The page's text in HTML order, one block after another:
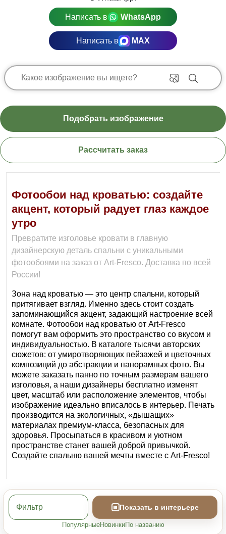
Написать в WhatsApp
Написать в MAX
Подобрать изображение
Рассчитать заказ
Фотообои над кроватью: создайте
акцент, который радует глаз каждое
утро
Превратите изголовье кровати в главную
дизайнерскую деталь спальни с уникальными
фотообоями на заказ от Art‑Fresco. Доставка по всей
России!
Зона над кроватью — это центр спальни, который
притягивает взгляд. Именно здесь стоит создать
запоминающийся акцент, задающий настроение всей
комнате. Фотообои над кроватью от Art‑Fresco
помогут вам оформить это пространство со вкусом и
индивидуальностью. В каталоге тысячи авторских
сюжетов: от умиротворяющих пейзажей и цветочных
композиций до абстракции и панорамных фото. Вы
можете заказать панно по точным размерам вашего
изголовья, а наши дизайнеры бесплатно изменят
цвет, масштаб или расположение элементов, чтобы
изображение идеально вписалось в интерьер. Печать
производится на экологичных, «дышащих»
материалах премиум-класса, безопасных для
здоровья. Просыпаться в красивом и уютном
пространстве станет вашей доброй привычкой.
Создайте спальню вашей мечты вместе с Art‑Fresco!
Фильтр Показать в интерьере
ПопулярныеНовинкиПо названию